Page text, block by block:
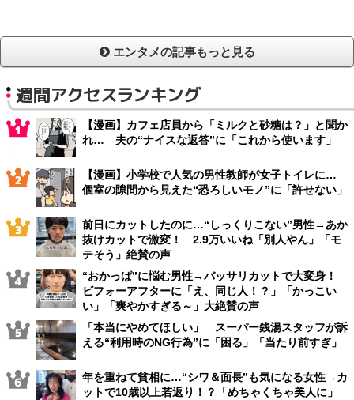
エンタメの記事もっと見る
週間アクセスランキング
【漫画】カフェ店員から「ミルクと砂糖は？」と聞か
れ… 夫の“ナイスな返答”に「これから使います」
【漫画】小学校で人気の男性教師が女子トイレに…
個室の隙間から見えた“恐ろしいモノ”に「許せない」
前日にカットしたのに…“しっくりこない”男性→あか
抜けカットで激変！ 2.9万いいね「別人やん」「モ
テそう」絶賛の声
“おかっぱ”に悩む男性→バッサリカットで大変身！
ビフォーアフターに「え、同じ人！？」「かっこい
い」「爽やかすぎる～」大絶賛の声
「本当にやめてほしい」 スーパー銭湯スタッフが訴
える“利用時のNG行為”に「困る」「当たり前すぎ」
年を重ねて貧相に…“シワ＆面長”も気になる女性→カ
ットで10歳以上若返り！？「めちゃくちゃ美人に」